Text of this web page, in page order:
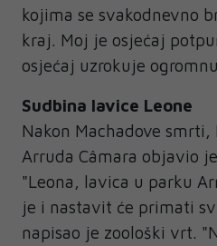
kojima se svakodnevno
kraj. Moj je osjećaj
osjećaj uzrokuje
Sudbina lavice Leone
Nakon Machadove smrti,
Arruda Câmara objavio
"Leona, lavica u parku
je i nastavit će primati
napisao je zoološki vrt.